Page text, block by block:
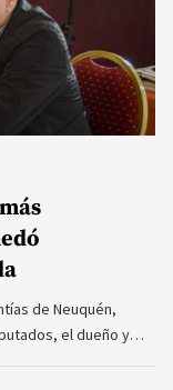
de Neuquén,
el dueño y…